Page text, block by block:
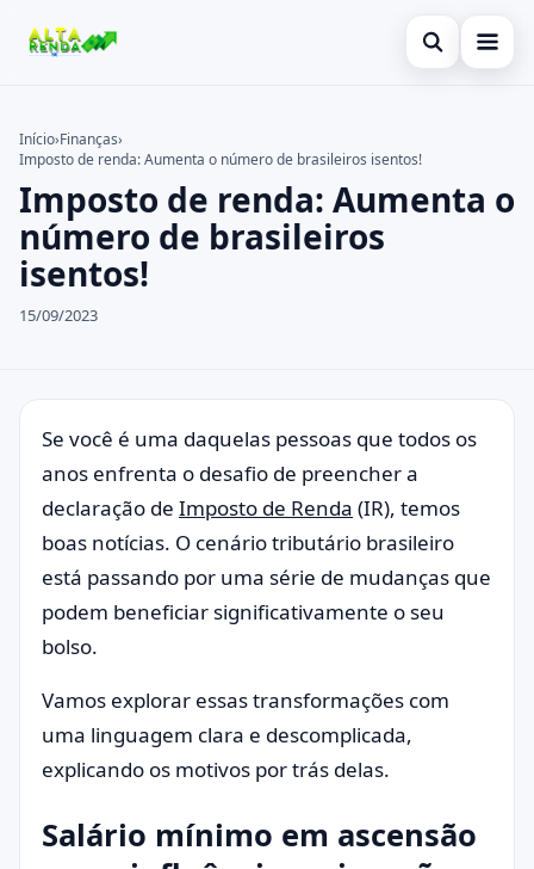
Abrir busca
Cartão de Crédito
Novidades
Empréstimo
Legal
Buscar no site
Buscar por:
Pressione Enter para buscar ou ESC para fechar.
Início›Finanças›
Imposto de renda: Aumenta o número de brasileiros isentos!
Imposto de renda: Aumenta o
número de brasileiros
isentos!
15/09/2023
Se você é uma daquelas pessoas que todos os
anos enfrenta o desafio de preencher a
declaração de Imposto de Renda (IR), temos
boas notícias. O cenário tributário brasileiro
está passando por uma série de mudanças que
podem beneficiar significativamente o seu
bolso.
Vamos explorar essas transformações com
uma linguagem clara e descomplicada,
explicando os motivos por trás delas.
Salário mínimo em ascensão